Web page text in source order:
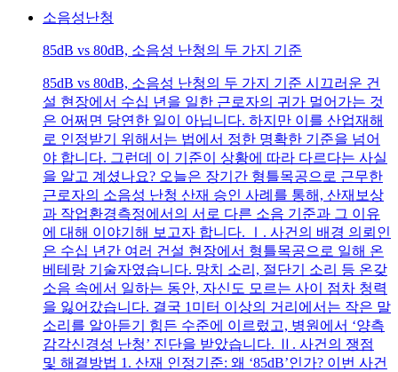
소음성난청
85dB vs 80dB, 소음성 난청의 두 가지 기준
85dB vs 80dB, 소음성 난청의 두 가지 기준 시끄러운 건
설 현장에서 수십 년을 일한 근로자의 귀가 멀어가는 것
은 어쩌면 당연한 일이 아닙니다. 하지만 이를 산업재해
로 인정받기 위해서는 법에서 정한 명확한 기준을 넘어
야 합니다. 그런데 이 기준이 상황에 따라 다르다는 사실
을 알고 계셨나요? 오늘은 장기간 형틀목공으로 근무한
근로자의 소음성 난청 산재 승인 사례를 통해, 산재보상
과 작업환경측정에서의 서로 다른 소음 기준과 그 이유
에 대해 이야기해 보고자 합니다. Ⅰ. 사건의 배경 의뢰인
은 수십 년간 여러 건설 현장에서 형틀목공으로 일해 온
베테랑 기술자였습니다. 망치 소리, 절단기 소리 등 온갖
소음 속에서 일하는 동안, 자신도 모르는 사이 점차 청력
을 잃어갔습니다. 결국 1미터 이상의 거리에서는 작은 말
소리를 알아듣기 힘든 수준에 이르렀고, 병원에서 ‘양측
감각신경성 난청’ 진단을 받았습니다. Ⅱ. 사건의 쟁점
및 해결방법 1. 산재 인정기준: 왜 ‘85dB’인가? 이번 사건